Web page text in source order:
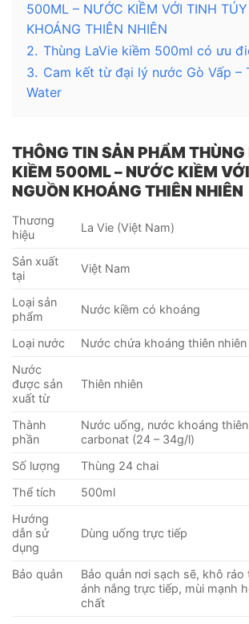
500ML – NƯỚC KIỀM VỚI TINH
KHOÁNG THIÊN NHIÊN
2. Thùng LaVie kiềm 500ml có ưu
3. Cam kết từ đại lý nước Gò Vấp –
Water
THÔNG TIN SẢN PHẨM
KIỀM 500ML – NƯỚC KIỀM
NGUỒN KHOÁNG THIÊN NHIÊN
Thương
hiệu
La Vie (Việt Nam)
Sản xuất
tại
Việt Nam
Loại sản
phẩm
Nước kiềm có khoáng
Loại nước
Nước chứa khoáng thiên nhiên
Nước
được sản
xuất từ
Thiên nhiên
Thành
phần
Nước uống, nước khoáng
carbonat (24 – 34g/l)
Số lượng
Thùng 24 chai
Thể tích
500ml
Hướng
dẫn sử
dụng
Dùng uống trực tiếp
Bảo quản
Bảo quản nơi sạch sẽ, khô
ánh nắng trực tiếp, mùi mạnh
chất